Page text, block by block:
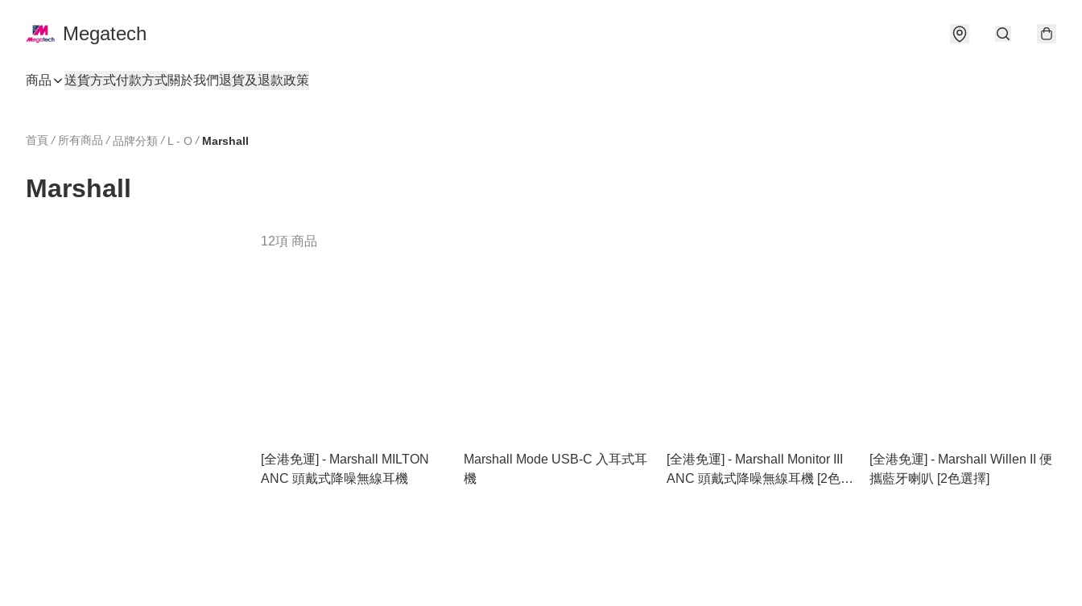
Megatech
商品 送貨方式付款方式關於我們退貨及退款政策
首頁 / 所有商品 / 品牌分類 / L - O / Marshall
Marshall
12項 商品
[全港免運] - Marshall MILTON
ANC 頭戴式降噪無線耳機
Marshall Mode USB-C 入耳式耳
機
[全港免運] - Marshall Monitor III
ANC 頭戴式降噪無線耳機 [2色選
[全港免運] - Marshall Willen II 便
攜藍牙喇叭 [2色選擇]